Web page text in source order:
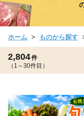
ホーム ものから探す
2,804件
（1～30件目）